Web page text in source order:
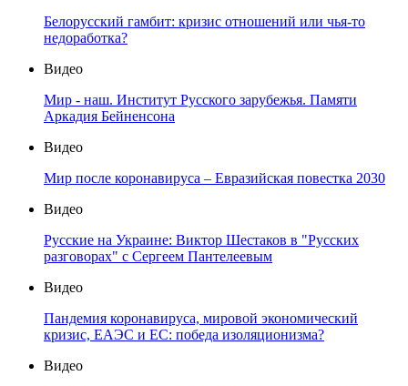
Белорусский гамбит: кризис отношений или чья-то
недоработка?
Видео
Мир - наш. Институт Русского зарубежья. Памяти
Аркадия Бейненсона
Видео
Мир после коронавируса – Евразийская повестка 2030
Видео
Русские на Украине: Виктор Шестаков в "Русских
разговорах" с Сергеем Пантелеевым
Видео
Пандемия коронавируса, мировой экономический
кризис, ЕАЭС и ЕС: победа изоляционизма?
Видео